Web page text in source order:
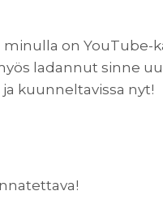
on YouTube-
ladannut sinne
kuunneltavissa nyt!